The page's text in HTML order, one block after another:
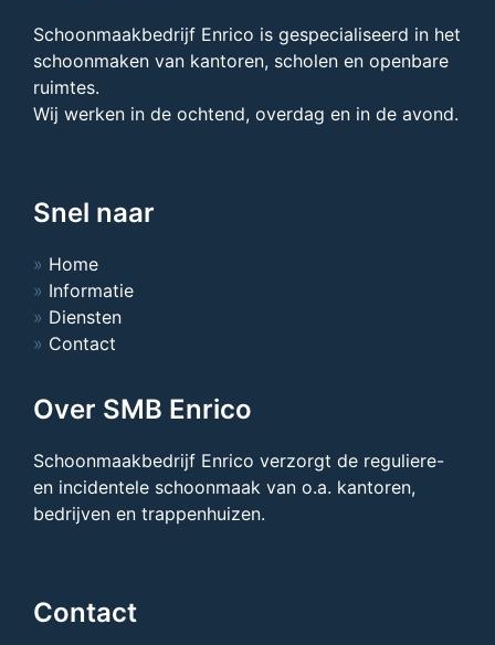
Schoonmaakbedrijf Enrico is gespecialiseerd in het
schoonmaken van kantoren, scholen en openbare
ruimtes.
Wij werken in de ochtend, overdag en in de avond.
Snel naar
Home
Informatie
Diensten
Contact
Over SMB Enrico
Schoonmaakbedrijf Enrico verzorgt de reguliere-
en incidentele schoonmaak van o.a. kantoren,
bedrijven en trappenhuizen.
Contact